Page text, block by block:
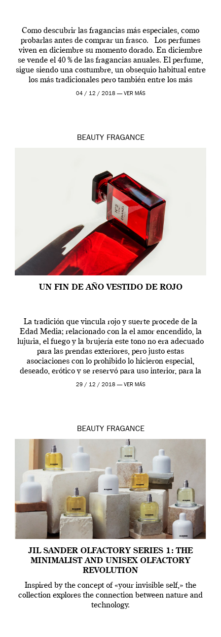
Como descubrir las fragancias más especiales, como
probarlas antes de comprar un frasco. Los perfumes
viven en diciembre su momento dorado. En diciembre
se vende el 40 % de las fragancias anuales. El perfume,
sigue siendo una costumbre, un obsequio habitual entre
los más tradicionales pero también entre los más
modernos. Estos días ha […]
04 / 12 / 2018 — VER MÁS
BEAUTY FRAGANCE
UN FIN DE AÑO VESTIDO DE ROJO
La tradición que vincula rojo y suerte procede de la
Edad Media; relacionado con la el amor encendido, la
lujuria, el fuego y la brujería este tono no era adecuado
para las prendas exteriores, pero justo estas
asociaciones con lo prohibido lo hicieron especial,
deseado, erótico y se reservó para uso interior, para la
ropa […]
29 / 12 / 2018 — VER MÁS
BEAUTY FRAGANCE
JIL SANDER OLFACTORY SERIES 1: THE
MINIMALIST AND UNISEX OLFACTORY
REVOLUTION
Inspired by the concept of «your invisible self,» the
collection explores the connection between nature and
technology.